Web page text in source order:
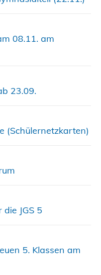
08.11. am
23.09.
(Schülernetzkarten)
JGS 5
5. Klassen am